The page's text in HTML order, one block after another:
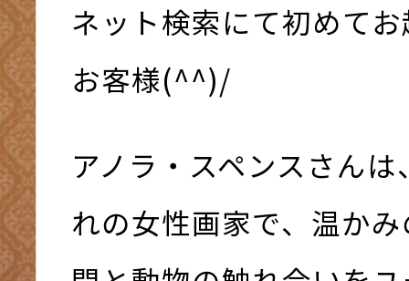
ネット検索にて初めて
お客様(^^)/
アノラ・スペンスさん
れの女性画家で、温か